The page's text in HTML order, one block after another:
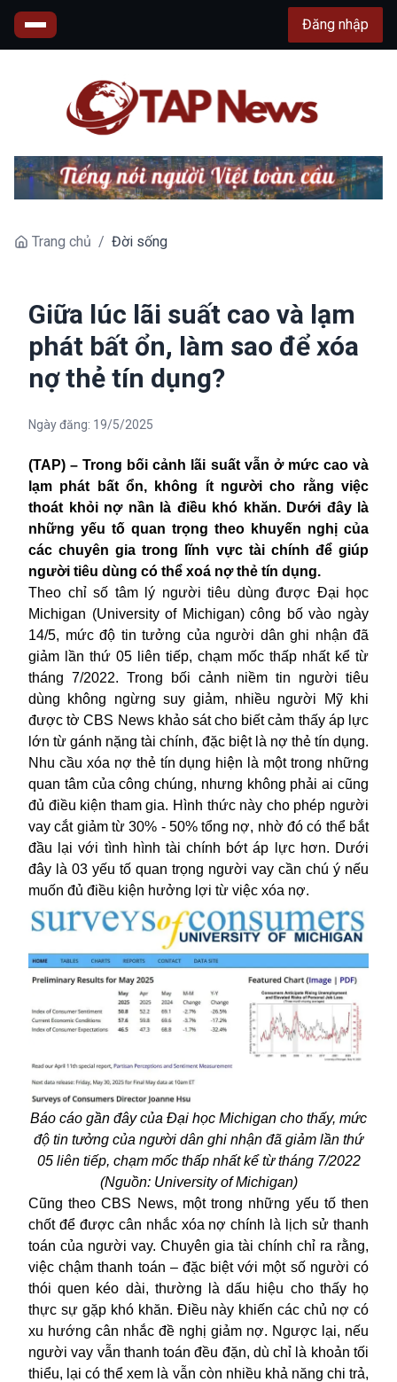
Đăng nhập
Trang chủ / Đời sống
Giữa lúc lãi suất cao và lạm
phát bất ổn, làm sao để xóa
nợ thẻ tín dụng?
Ngày đăng: 19/5/2025
(TAP) – Trong bối cảnh lãi suất vẫn ở mức cao và
lạm phát bất ổn, không ít người cho rằng việc
thoát khỏi nợ nần là điều khó khăn. Dưới đây là
những yếu tố quan trọng theo khuyến nghị của
các chuyên gia trong lĩnh vực tài chính để giúp
người tiêu dùng có thể xoá nợ thẻ tín dụng.
Theo chỉ số tâm lý người tiêu dùng được Đại học
Michigan (University of Michigan) công bố vào ngày
14/5, mức độ tin tưởng của người dân ghi nhận đã
giảm lần thứ 05 liên tiếp, chạm mốc thấp nhất kể từ
tháng 7/2022. Trong bối cảnh niềm tin người tiêu
dùng không ngừng suy giảm, nhiều người Mỹ khi
được tờ CBS News khảo sát cho biết cảm thấy áp lực
lớn từ gánh nặng tài chính, đặc biệt là nợ thẻ tín dụng.
Nhu cầu xóa nợ thẻ tín dụng hiện là một trong những
quan tâm của công chúng, nhưng không phải ai cũng
đủ điều kiện tham gia. Hình thức này cho phép người
vay cắt giảm từ 30% - 50% tổng nợ, nhờ đó có thể bắt
đầu lại với tình hình tài chính bớt áp lực hơn. Dưới
đây là 03 yếu tố quan trọng người vay cần chú ý nếu
muốn đủ điều kiện hưởng lợi từ việc xóa nợ.
Báo cáo gần đây của Đại học Michigan cho thấy, mức
độ tin tưởng của người dân ghi nhận đã giảm lần thứ
05 liên tiếp, chạm mốc thấp nhất kể từ tháng 7/2022
(Nguồn: University of Michigan)
Cũng theo CBS News, một trong những yếu tố then
chốt để được cân nhắc xóa nợ chính là lịch sử thanh
toán của người vay. Chuyên gia tài chính chỉ ra rằng,
việc chậm thanh toán – đặc biệt với một số người có
thói quen kéo dài, thường là dấu hiệu cho thấy họ
thực sự gặp khó khăn. Điều này khiến các chủ nợ có
xu hướng cân nhắc đề nghị giảm nợ. Ngược lại, nếu
người vay vẫn thanh toán đều đặn, dù chỉ là khoản tối
thiểu, lại có thể xem là vẫn còn nhiều khả năng chi trả,